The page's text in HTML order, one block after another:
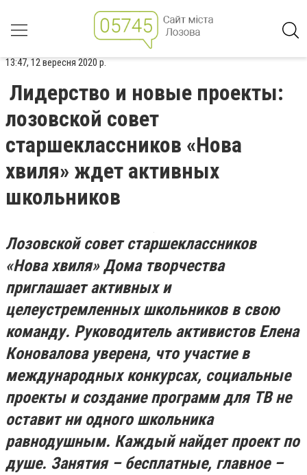
13:47, 12 вересня 2020 р.
Лидерство и новые проекты:
лозовской совет
старшеклассников «Нова
хвиля» ждет активных
школьников
Лозовской совет старшеклассников
«Нова хвиля» Дома творчества
приглашает активных и
целеустремленных школьников в свою
команду. Руководитель активистов Елена
Коновалова уверена, что участие в
международных конкурсах, социальные
проекты и создание программ для ТВ не
оставит ни одного школьника
равнодушным. Каждый найдет проект по
душе. Занятия – бесплатные, главное –